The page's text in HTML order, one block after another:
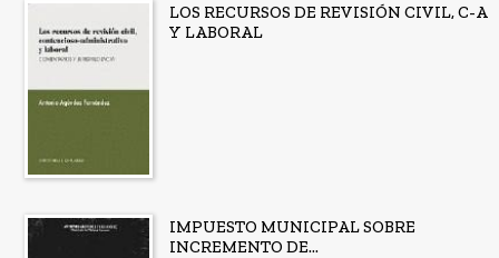
LOS RECURSOS DE REVISIÓN CIVIL, C-A
Y LABORAL
IMPUESTO MUNICIPAL SOBRE
INCREMENTO DE...